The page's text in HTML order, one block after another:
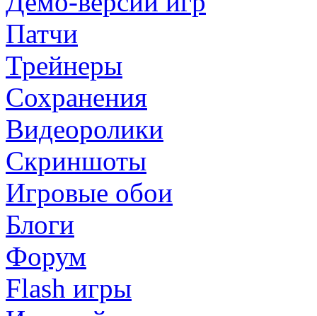
Патчи
Трейнеры
Сохранения
Видеоролики
Скриншоты
Игровые обои
Блоги
Форум
Flash игры